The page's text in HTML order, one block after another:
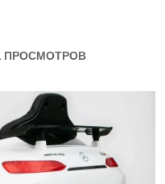
ПРОСМОТРОВ